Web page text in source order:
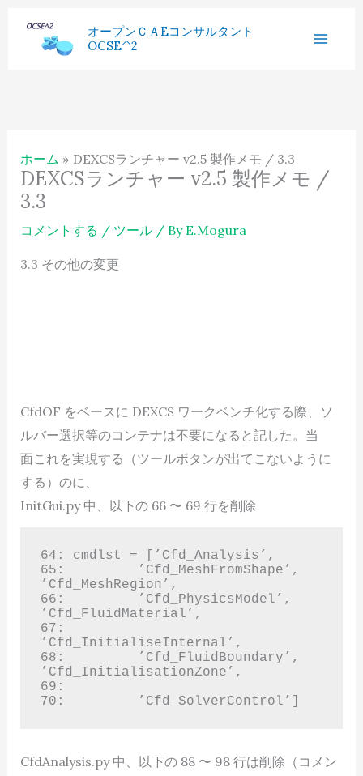
オープンＣＡEコンサルタント
OCSE^2
ホーム DEXCSランチャー v2.5 製作メモ / 3.3
DEXCSランチャー v2.5 製作メモ /
3.3
コメントする / ツール/ By E.Mogura
3.3 その他の変更
CfdOF をベースに DEXCS ワークベンチ化する際、ソ
ルバー選択等のコンテナは不要になると記した。当
面これを実現する（ツールボタンが出てこないように
する）のに、
InitGui.py 中、以下の 66 〜 69 行を削除
64: cmdlst = [’Cfd_Analysis’,
65:         ’Cfd_MeshFromShape’,
’Cfd_MeshRegion’,
66:         ’Cfd_PhysicsModel’,
’Cfd_FluidMaterial’,
67:
’Cfd_InitialiseInternal’,
68:         ’Cfd_FluidBoundary’,
’Cfd_InitialisationZone’,
69:
70:         ’Cfd_SolverControl’]
CfdAnalysis.py 中、以下の 88 〜 98 行は削除（コメン
過